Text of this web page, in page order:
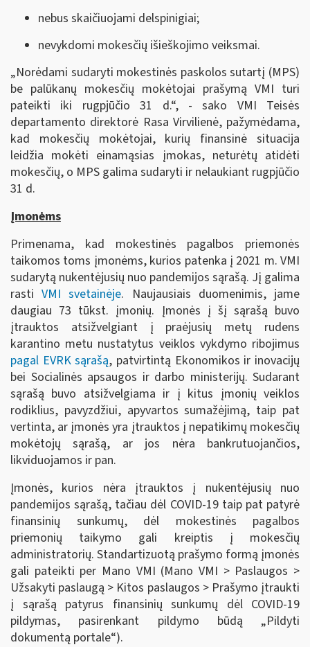
nebus skaičiuojami delspinigiai;
nevykdomi mokesčių išieškojimo veiksmai.
„Norėdami sudaryti mokestinės paskolos sutartį (MPS)
be palūkanų mokesčių mokėtojai prašymą VMI turi
pateikti iki rugpjūčio 31 d.“, - sako VMI Teisės
departamento direktorė Rasa Virvilienė, pažymėdama,
kad mokesčių mokėtojai, kurių finansinė situacija
leidžia mokėti einamąsias įmokas, neturėtų atidėti
mokesčių, o MPS galima sudaryti ir nelaukiant rugpjūčio
31 d.
Įmonėms
Primenama, kad mokestinės pagalbos priemonės
taikomos toms įmonėms, kurios patenka į 2021 m. VMI
sudarytą nukentėjusių nuo pandemijos sąrašą. Jį galima
rastiVMI svetainėje. Naujausiais duomenimis, jame
daugiau 73 tūkst. įmonių. Įmonės į šį sąrašą buvo
įtrauktos atsižvelgiant į praėjusių metų rudens
karantino metu nustatytus veiklos vykdymo ribojimus
pagal EVRK sąrašą, patvirtintą Ekonomikos ir inovacijų
bei Socialinės apsaugos ir darbo ministerijų. Sudarant
sąrašą buvo atsižvelgiama ir į kitus įmonių veiklos
rodiklius, pavyzdžiui, apyvartos sumažėjimą, taip pat
vertinta, ar įmonės yra įtrauktos į nepatikimų mokesčių
mokėtojų sąrašą, ar jos nėra bankrutuojančios,
likviduojamos ir pan.
Įmonės, kurios nėra įtrauktos į nukentėjusių nuo
pandemijos sąrašą, tačiau dėl COVID-19 taip pat patyrė
finansinių sunkumų, dėl mokestinės pagalbos
priemonių taikymo gali kreiptis į mokesčių
administratorių. Standartizuotą prašymo formą įmonės
gali pateikti per Mano VMI (Mano VMI > Paslaugos >
Užsakyti paslaugą > Kitos paslaugos > Prašymo įtraukti
į sąrašą patyrus finansinių sunkumų dėl COVID-19
pildymas, pasirenkant pildymo būdą „Pildyti
dokumentą portale“).